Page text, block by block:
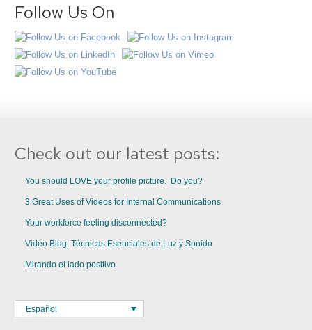
Follow Us On
Check out our latest posts:
You should LOVE your profile picture. Do you?
3 Great Uses of Videos for Internal Communications
Your workforce feeling disconnected?
Video Blog: Técnicas Esenciales de Luz y Sonido
Mirando el lado positivo
Español